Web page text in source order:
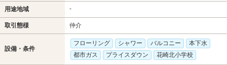
用途地域 -
取引態様 仲介
設備・条件
フローリング シャワー バルコニー
本下水
都市ガス
プライスダウン 花崎北小学校